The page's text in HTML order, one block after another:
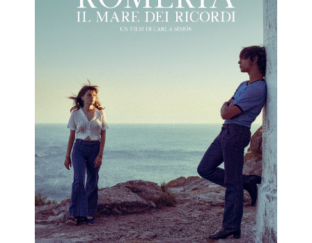
PROSSIMAMENTE
ACQUISTA ORA
SPAZIO KINEMAX
INFO UTILI